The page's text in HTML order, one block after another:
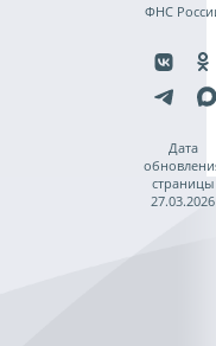
ФНС
Дата
страницы
27.03.2026